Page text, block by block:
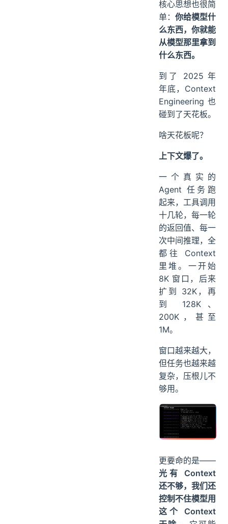
核心思想也很简
单： 你给模型什
么东西，你就能
从模型那里拿到
什么东西。
到了 2025 年
年底，Context
Engineering 也
碰到了天花板。
啥天花板呢？
上下文爆了。
一个真实的
Agent 任务跑
起来，工具调用
十几轮，每一轮
的返回值、每一
次中间推理，全
都往 Context
里堆。一开始
8K 窗口，后来
扩到 32K，再
到 128K、
200K，甚至
1M。
窗口越来越大，
但任务也越来越
复杂，压根儿不
够用。
更要命的是——
光有 Context
还不够，我们还
控制不住模型用
这个 Context